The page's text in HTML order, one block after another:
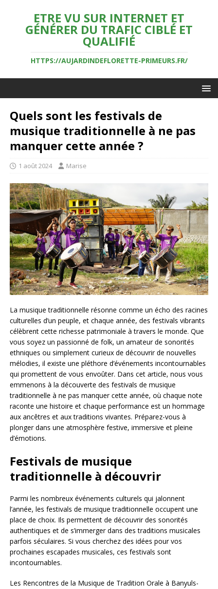
ETRE VU SUR INTERNET ET
GÉNÉRER DU TRAFIC CIBLÉ ET
QUALIFIÉ
HTTPS://AUJARDINDEFLORETTE-PRIMEURS.FR/
Quels sont les festivals de
musique traditionnelle à ne pas
manquer cette année ?
1 août 2024 Marise
La musique traditionnelle résonne comme un écho des racines
culturelles d’un peuple, et chaque année, des festivals vibrants
célèbrent cette richesse patrimoniale à travers le monde. Que
vous soyez un passionné de folk, un amateur de sonorités
ethniques ou simplement curieux de découvrir de nouvelles
mélodies, il existe une pléthore d’événements incontournables
qui promettent de vous envoûter. Dans cet article, nous vous
emmenons à la découverte des festivals de musique
traditionnelle à ne pas manquer cette année, où chaque note
raconte une histoire et chaque performance est un hommage
aux ancêtres et aux traditions vivantes. Préparez-vous à
plonger dans une atmosphère festive, immersive et pleine
d’émotions.
Festivals de musique
traditionnelle à découvrir
Parmi les nombreux événements culturels qui jalonnent
l’année, les festivals de musique traditionnelle occupent une
place de choix. Ils permettent de découvrir des sonorités
authentiques et de s’immerger dans des traditions musicales
parfois séculaires. Si vous cherchez des idées pour vos
prochaines escapades musicales, ces festivals sont
incontournables.
Les Rencontres de la Musique de Tradition Orale à Banyuls-